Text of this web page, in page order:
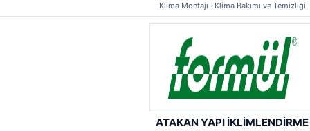
Klima Montajı · Klima Bakımı ve Temizliği
ATAKAN YAPI İKLİMLENDİRME